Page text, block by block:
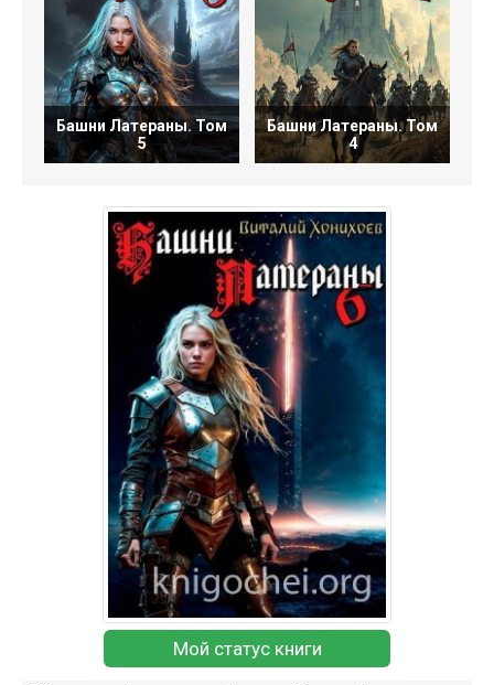
Башни Латераны. Том
5
Башни Латераны. Том
4
Мой статус книги